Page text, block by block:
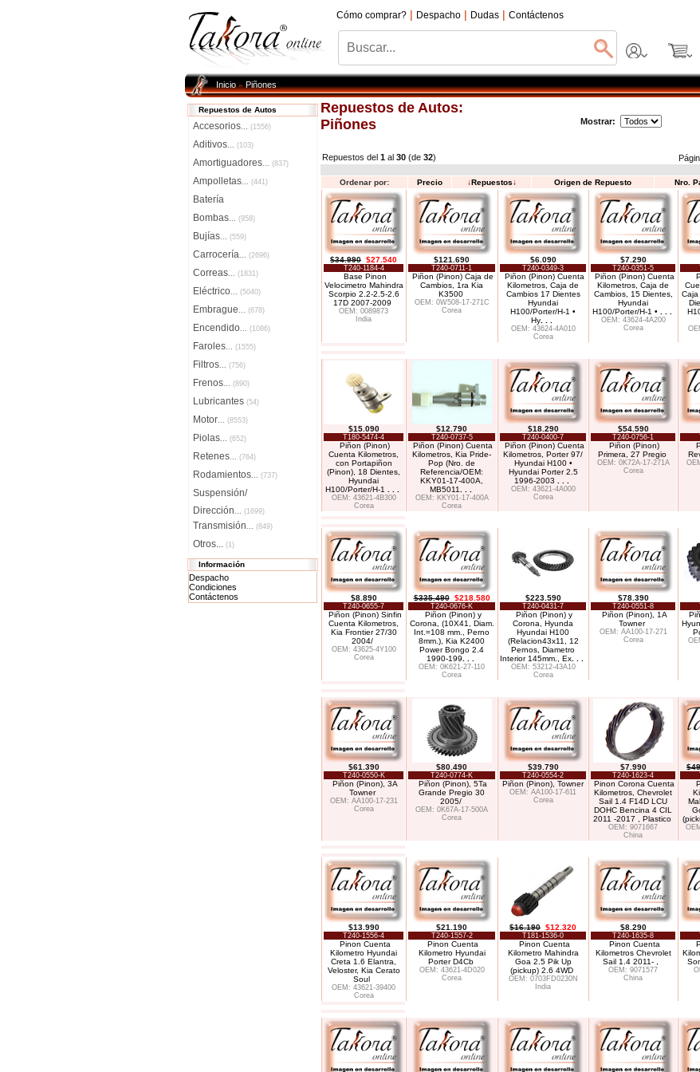
Cómo comprar? | Despacho | Dudas | Contáctenos
Inicio»Piñones
Repuestos de Autos
Accesorios... (1556)
Aditivos... (103)
Amortiguadores... (837)
Ampolletas... (441)
Batería
Bombas... (958)
Bujías... (559)
Carrocería... (2696)
Correas... (1831)
Eléctrico... (5040)
Embrague... (678)
Encendido... (1086)
Faroles... (1555)
Filtros... (756)
Frenos... (890)
Lubricantes (54)
Motor... (8553)
Piolas... (652)
Retenes... (764)
Rodamientos... (737)
Suspensión/
Dirección... (1699)
Transmisión... (849)
Otros... (1)
Información
Despacho
Condiciones
Contáctenos
Repuestos de Autos:
Piñones
Mostrar:
Repuestos del 1 al 30 (de 32)
Ordenar por: Precio ↓Repuestos↓ Origen de Repuesto Nro.
$34.990 $27.540
T240-1184-4
Base Pinon
Velocimetro Mahindra
Scorpio 2.2-2.5-2.6
17D 2007-2009
OEM: 0089873
India
$121.690
T240-0711-1
Piñon (Pinon) Caja de
Cambios, 1ra Kia
K3500
OEM: 0W508-17-271C
Corea
$6.090
T240-0349-3
Piñon (Pinon) Cuenta
Kilometros, Caja de
Cambios 17 Dientes
Hyundai
H100/Porter/H-1 •
Hy
OEM: 43624-4A010
Corea
$7.290
T240-0351-5
Piñon (Pinon) Cuenta
Kilometros, Caja de
Cambios, 15 Dientes,
Hyundai
H100/Porter/H-1 •
OEM: 43624-4A200
Corea
Caja
$15.090
T180-5474-4
Piñon (Pinon)
Cuenta Kilometros,
con Portapiñon
(Pinon), 18 Dientes,
Hyundai
H100/Porter/H-1
OEM: 43621-4B300
Corea
$12.790
T240-0737-5
Piñon (Pinon) Cuenta
Kilometros, Kia Pride-
Pop (Nro. de
Referencia/OEM:
KKY01-17-400A,
MB5011
OEM: KKY01-17-400A
Corea
$18.290
T240-0400-7
Piñon (Pinon) Cuenta
Kilometros, Porter 97/
Hyundai H100 •
Hyundai Porter 2.5
1996-2003
OEM: 43621-4A000
Corea
$54.590
T240-0756-1
Piñon (Pinon)
Primera, 27 Pregio
OEM: 0K72A-17-271A
Corea
$8.890
T240-0655-7
Piñon (Pinon) Sinfin
Cuenta Kilometros,
Kia Frontier 27/30
2004/
OEM: 43625-4Y100
Corea
$335.490 $218.580
T240-0676-K
Piñon (Pinon) y
Corona, (10X41, Diam.
Int.=108 mm., Perno
8mm.), Kia K2400
Power Bongo 2.4
1990-199
OEM: 0K621-27-110
Corea
$223.590
T240-0431-7
Piñon (Pinon) y
Corona, Hyunda
Hyundai H100
(Relacion43x11, 12
Pernos, Diametro
Interior 145mm., Ex
OEM: 53212-43A10
Corea
$78.390
T240-0551-8
Piñon (Pinon), 1A
Towner
OEM: AA100-17-271
Corea
$61.390
T240-0550-K
Piñon (Pinon), 3A
Towner
OEM: AA100-17-231
Corea
$80.490
T240-0774-K
Piñon (Pinon), 5Ta
Grande Pregio 30
2005/
OEM: 0K67A-17-500A
Corea
$39.790
T240-0554-2
Piñon (Pinon), Towner
OEM: AA100-17-611
Corea
$7.990
T240-1623-4
Pinon Corona Cuenta
Kilometros, Chevrolet
Sail 1.4 F14D LCU
DOHC Bencina 4 CIL
2011 -2017 , Plastico
OEM: 9071667
China
$13.990
T240-1556-4
Pinon Cuenta
Kilometro Hyundai
Creta 1.6 Elantra,
Veloster, Kia Cerato
Soul
OEM: 43621-39400
Corea
$21.190
T240-1557-2
Pinon Cuenta
Kilometro Hyundai
Porter D4Cb
OEM: 43621-4D020
Corea
$16.190 $12.320
T181-1536-0
Pinon Cuenta
Kilometro Mahindra
Goa 2.5 Pik Up
(pickup) 2.6 4WD
OEM: 0703FD0230N
India
$8.290
T240-1635-8
Pinon Cuenta
Kilometros Chevrolet
Sail 1.4 2011- ,
OEM: 9071577
China